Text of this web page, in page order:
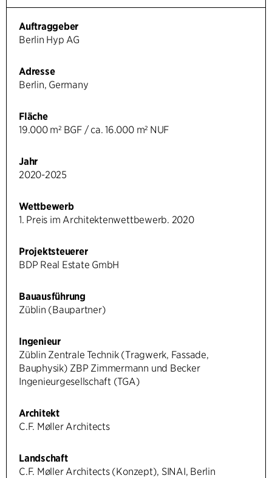
Auftraggeber
Berlin Hyp AG
Adresse
Berlin, Germany
Fläche
19.000 m² BGF / ca. 16.000 m² NUF
Jahr
2020-2025
Wettbewerb
1. Preis im Architektenwettbewerb. 2020
Projektsteuerer
BDP Real Estate GmbH
Bauausführung
Züblin (Baupartner)
Ingenieur
Züblin Zentrale Technik (Tragwerk, Fassade,
Bauphysik) ZBP Zimmermann und Becker
Ingenieurgesellschaft (TGA)
Architekt
C.F. Møller Architects
Landschaft
C.F. Møller Architects (Konzept), SINAI, Berlin